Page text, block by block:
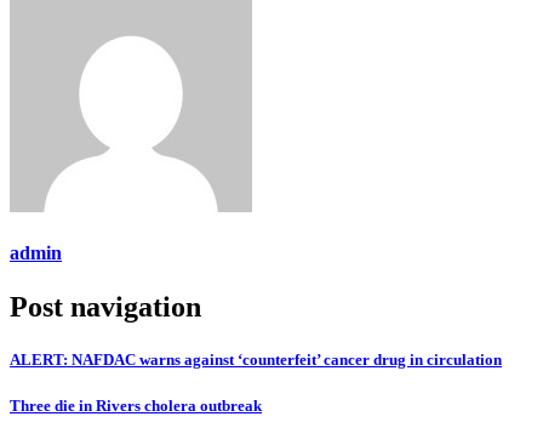
admin
Post navigation
ALERT: NAFDAC warns against ‘counterfeit’ cancer drug in circulation
Three die in Rivers cholera outbreak